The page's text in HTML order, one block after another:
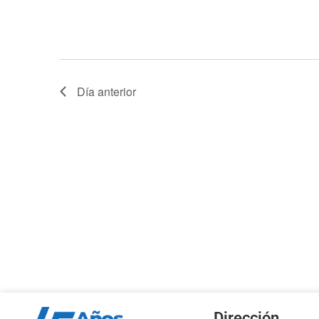
Día anterior